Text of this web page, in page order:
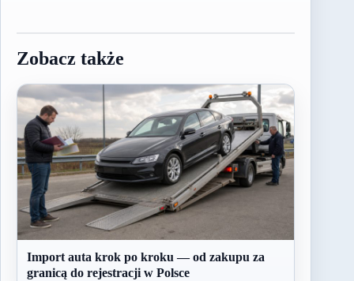
Zobacz także
Import auta krok po kroku — od zakupu za
granicą do rejestracji w Polsce